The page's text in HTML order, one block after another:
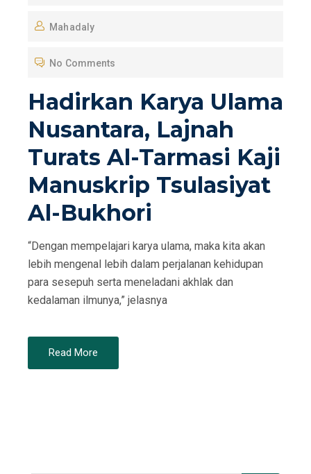
S
E
O
N
Mahadaly
No Comments
Hadirkan Karya Ulama
Nusantara, Lajnah
Turats Al-Tarmasi Kaji
Manuskrip Tsulasiyat
Al-Bukhori
“Dengan mempelajari karya ulama, maka kita akan
lebih mengenal lebih dalam perjalanan kehidupan
para sesepuh serta meneladani akhlak dan
kedalaman ilmunya,” jelasnya
Read More